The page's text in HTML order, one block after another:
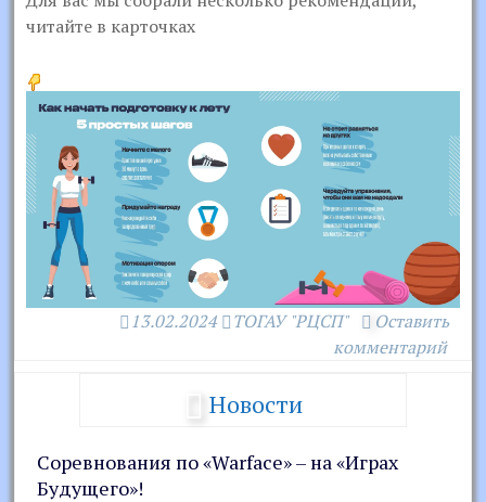
читайте в карточках
13.02.2024 ТОГАУ "РЦСП"
Оставить
комментарий
Новости
Соревнования по «Warface» – на «Играх
Будущего»!